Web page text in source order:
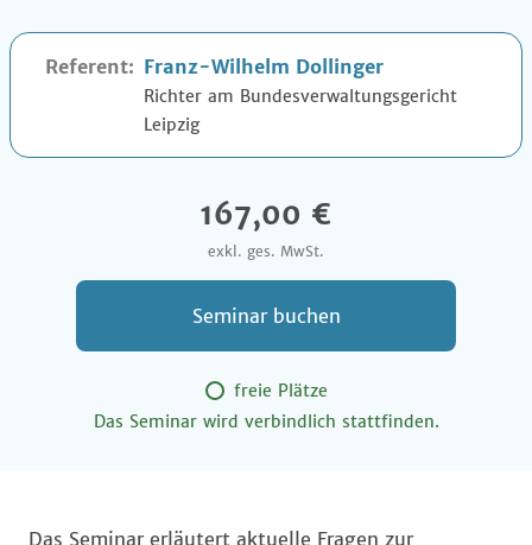
Referent: Franz-Wilhelm Dollinger
Richter am Bundesverwaltungsgericht
Leipzig
167,00 €
exkl. ges. MwSt.
Seminar buchen
freie Plätze
Das Seminar wird verbindlich stattfinden.
Das Seminar erläutert aktuelle Fragen zur